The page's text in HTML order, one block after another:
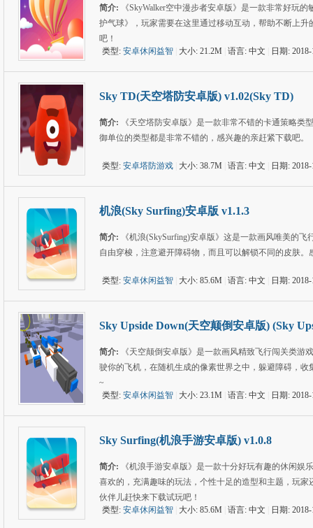
简介:
《SkyWalker空中漫步者安卓版》是一款非常好玩
护气球》，玩家需要在这里通过移动互动，帮助不断上
吧！
类型: 安卓休闲益智 大小: 21.2M 语言: 中文 日期:
Sky TD(天空塔防安卓版) v1.02(Sky TD)
简介:
《天空塔防安卓版》是一款非常不错的卡通策略
御单位的类型都是非常不错的，感兴趣的亲赶紧下载吧。
类型: 安卓塔防游戏 大小: 38.7M 语言: 中文 日期:
机浪(Sky Surfing)安卓版 v1.1.3
简介:
《机浪(SkySurfing)安卓版》这是一款画风唯美的
自由穿梭，注意避开障碍物，而且可以解锁不同的皮肤
类型: 安卓休闲益智 大小: 85.6M 语言: 中文 日期:
Sky Upside Down(天空颠倒安卓版) (Sky
简介:
《天空颠倒安卓版》是一款画风精致飞行闯关类
驶你的飞机，在随机生成的像素世界之中，躲避障碍，
~
类型: 安卓休闲益智 大小: 23.1M 语言: 中文 日期:
Sky Surfing(机浪手游安卓版) v1.0.8
简介:
《机浪手游安卓版》是一款十分好玩有趣的休闲
喜欢的，充满趣味的玩法，个性十足的造型和主题，玩
伙伴儿赶快来下载试玩吧！
类型: 安卓休闲益智 大小: 85.6M 语言: 中文 日期: